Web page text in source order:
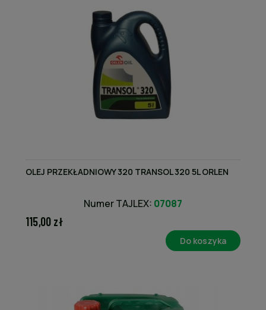
OLEJ PRZEKŁADNIOWY 320 TRANSOL 320 5L ORLEN
Numer TAJLEX: 07087
115,00 zł
Do koszyka